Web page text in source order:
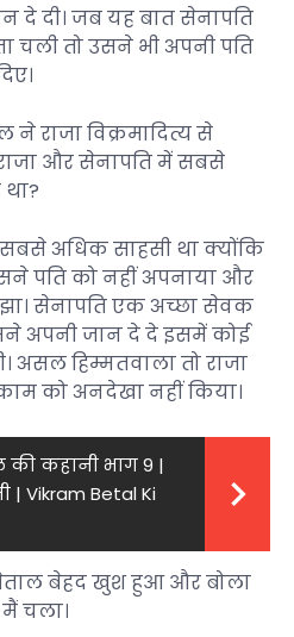
दे दी। जब यह बात सेनापति
चली तो उसने भी अपनी पति
राजा विक्रमादित्य से
और सेनापति में सबसे
सबसे अधिक साहसी था क्योंकि
पति को नहीं अपनाया और
सेनापति एक अच्छा सेवक
अपनी जान दे दे इसमें कोई
असल हिम्मतवाला तो राजा
को अनदेखा नहीं किया।
की कहानी भाग 9 |
| Vikram Betal Ki
बेहद खुश हुआ और बोला
चला।